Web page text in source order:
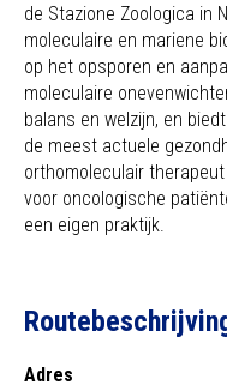
de Stazione Zoologica in
moleculaire en mariene
op het opsporen en
moleculaire
balans en welzijn, en
de meest actuele
orthomoleculair
voor oncologische
een eigen praktijk.
Adres